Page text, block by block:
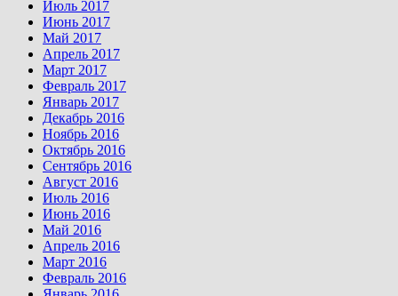
Июль 2017
Июнь 2017
Май 2017
Апрель 2017
Март 2017
Февраль 2017
Январь 2017
Декабрь 2016
Ноябрь 2016
Октябрь 2016
Сентябрь 2016
Август 2016
Июль 2016
Июнь 2016
Май 2016
Апрель 2016
Март 2016
Февраль 2016